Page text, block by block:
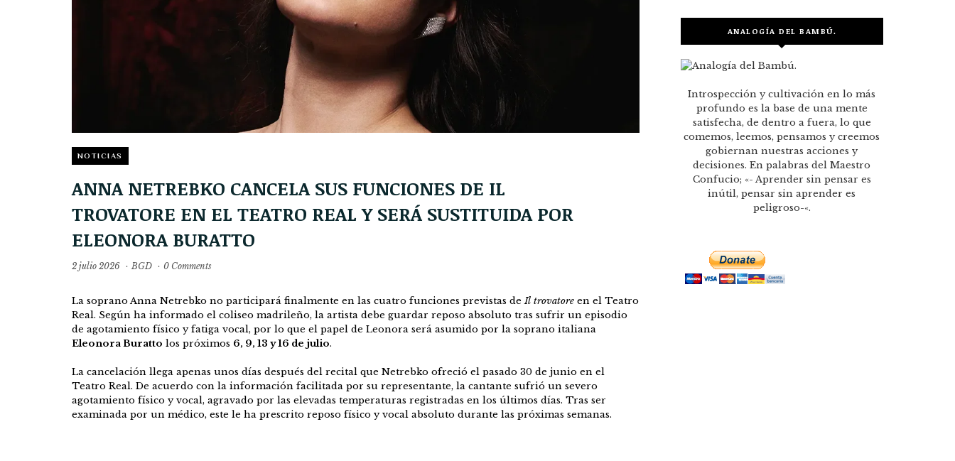
NOTICIAS
ANNA NETREBKO CANCELA SUS FUNCIONES DE IL
TROVATORE EN EL TEATRO REAL Y SERÁ SUSTITUIDA POR
ELEONORA BURATTO
2 julio 2026 · BGD · 0 Comments
La soprano Anna Netrebko no participará finalmente en las cuatro funciones previstas deIl trovatoreen el Teatro
Real. Según ha informado el coliseo madrileño, la artista debe guardar reposo absoluto tras sufrir un episodio
de agotamiento físico y fatiga vocal, por lo que el papel de Leonora será asumido por la soprano italiana
Eleonora Buratto los próximos 6, 9, 13 y 16 de julio.
La cancelación llega apenas unos días después del recital que Netrebko ofreció el pasado 30 de junio en el
Teatro Real. De acuerdo con la información facilitada por su representante, la cantante sufrió un severo
agotamiento físico y vocal, agravado por las elevadas temperaturas registradas en los últimos días. Tras ser
examinada por un médico, este le ha prescrito reposo físico y vocal absoluto durante las próximas semanas.
ANALOGÍA DEL BAMBÚ.
Introspección y cultivación en lo más
profundo es la base de una mente
satisfecha, de dentro a fuera, lo que
comemos, leemos, pensamos y creemos
gobiernan nuestras acciones y
decisiones. En palabras del Maestro
Confucio; «- Aprender sin pensar es
inútil, pensar sin aprender es
peligroso-«.